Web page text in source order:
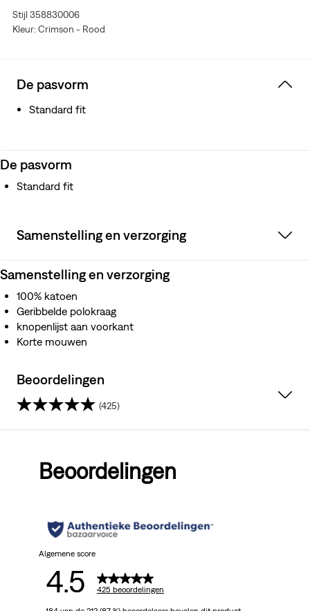
Stijl 358830006
Kleur: Crimson - Rood
De pasvorm
Standard fit
De pasvorm
Standard fit
Samenstelling en verzorging
Samenstelling en verzorging
100% katoen
Geribbelde polokraag
knopenlijst aan voorkant
Korte mouwen
Beoordelingen
(425)
sterren.
425
beoordelingen
Beoordelingen
Algemene score
4.5 425 beoordelingen